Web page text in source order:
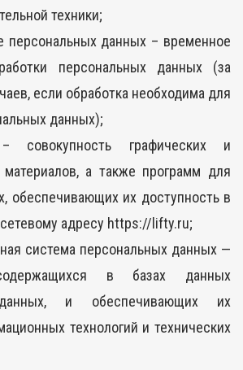
техники;
персональных данных – временное
персональных данных (за
если обработка необходима для
данных);
совокупность графических и
а также программ для
обеспечивающих их доступность в
адресу https://lifty.ru;
система персональных данных —
в базах данных
и обеспечивающих их
технологий и технических